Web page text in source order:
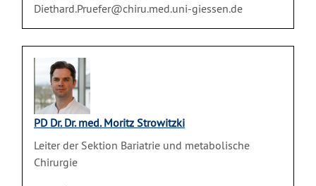
Diethard.Pruefer@chiru.med.uni-giessen.de
PD Dr. Dr. med. Moritz Strowitzki
Leiter der Sektion Bariatrie und metabolische
Chirurgie